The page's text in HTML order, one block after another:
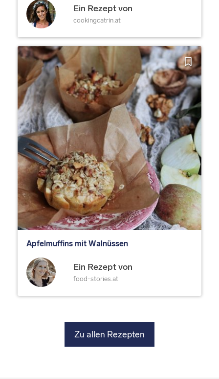
Ein Rezept von
cookingcatrin.at
Apfelmuffins mit Walnüssen
Ein Rezept von
food-stories.at
Zu allen Rezepten